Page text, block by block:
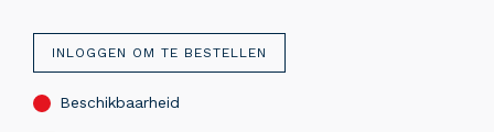
INLOGGEN OM TE BESTELLEN
Beschikbaarheid